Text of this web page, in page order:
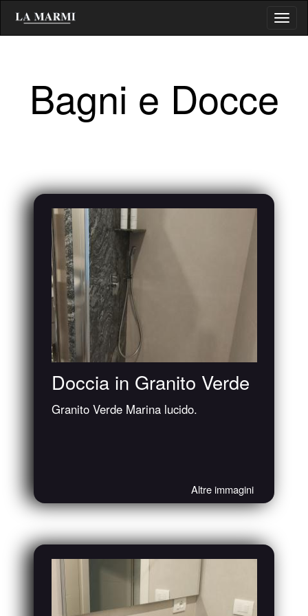
contenuto
Bagni e Docce
Doccia in Granito Verde
Granito Verde Marina lucido.
Altre immagini